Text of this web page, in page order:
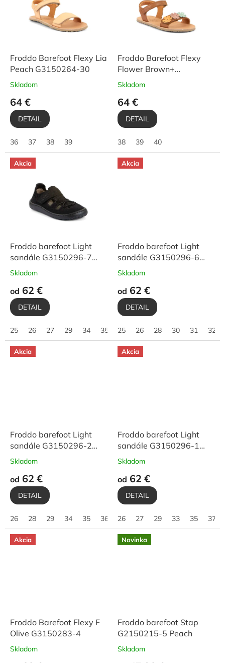
Froddo Barefoot Flexy Lia
Peach G3150264-30
Skladom
64 €
DETAIL
36 37 38 39
Froddo Barefoot Flexy
Flower Brown+
G3150289-3
Skladom
64 €
DETAIL
38 39 40
Akcia
Froddo barefoot Light
sandále G3150296-7
Black
Skladom
od 62 €
DETAIL
25 26 27 29 34 35 36 37 38 39 40
Akcia
Froddo barefoot Light
sandále G3150296-6
Pink
Skladom
od 62 €
DETAIL
25 26 28 30 31 32
Akcia
Froddo barefoot Light
sandále G3150296-2
Grey
Skladom
od 62 €
DETAIL
26 28 29 34 35 36
Akcia
Froddo barefoot Light
sandále G3150296-1
Denim
Skladom
od 62 €
DETAIL
26 27 29 33 35 37
Akcia
Froddo Barefoot Flexy F
Olive G3150283-4
Skladom
Novinka
Froddo barefoot Stap
G2150215-5 Peach
Skladom